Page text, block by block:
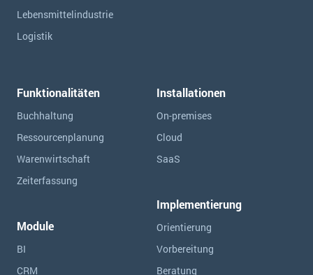
Lebensmittelindustrie
Logistik
Funktionalitäten
Buchhaltung
Ressourcen­planung
Warenwirtschaft
Zeiterfassung
Module
BI
CRM
Installationen
On-premises
Cloud
SaaS
Implementierung
Orientierung
Vorbereitung
Beratung